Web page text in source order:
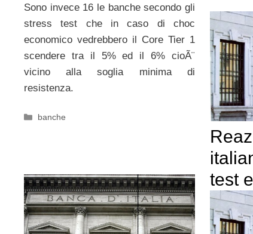
Sono invece 16 le banche secondo gli
stress test che in caso di choc
economico vedrebbero il Core Tier 1
scendere tra il 5% ed il 6% cioÃ¨
vicino alla soglia minima di
resistenza.
Categorie
banche
test